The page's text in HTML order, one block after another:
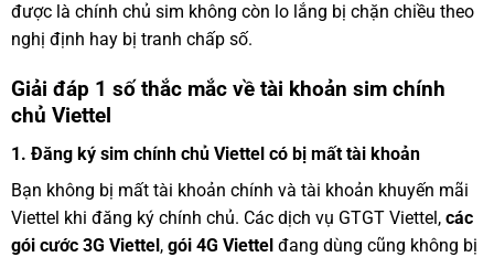
được là chính chủ sim không còn lo lắng bị chặn chiều theo
nghị định hay bị tranh chấp số.
Giải đáp 1 số thắc mắc về tài khoản sim chính
chủ Viettel
1. Đăng ký sim chính chủ Viettel có bị mất tài khoản
Bạn không bị mất tài khoản chính và tài khoản khuyến mãi
Viettel khi đăng ký chính chủ. Các dịch vụ GTGT Viettel, các
gói cước 3G Viettel, gói 4G Viettel đang dùng cũng không bị